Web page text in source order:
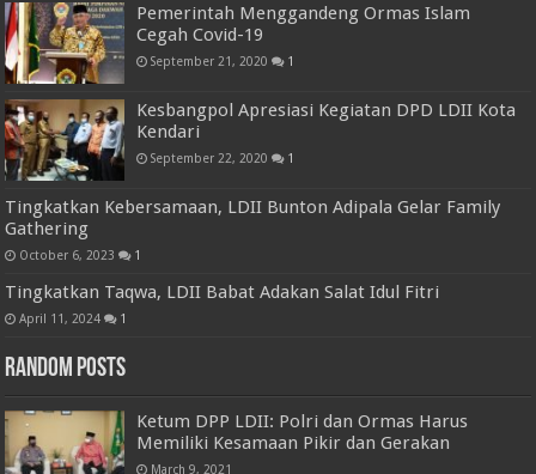
Pemerintah Menggandeng Ormas Islam
Cegah Covid-19
September 21, 2020 1
Kesbangpol Apresiasi Kegiatan DPD LDII Kota
Kendari
September 22, 2020 1
Tingkatkan Kebersamaan, LDII Bunton Adipala Gelar Family
Gathering
October 6, 2023 1
Tingkatkan Taqwa, LDII Babat Adakan Salat Idul Fitri
April 11, 2024 1
Random Posts
Ketum DPP LDII: Polri dan Ormas Harus
Memiliki Kesamaan Pikir dan Gerakan
March 9, 2021